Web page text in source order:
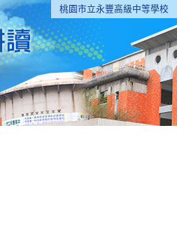
桃園市立永豐高級中等學校